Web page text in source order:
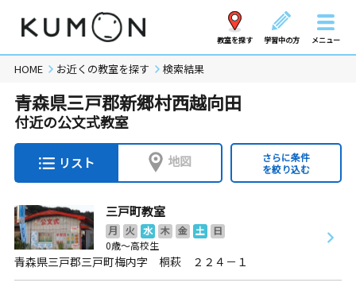
教室を探す 学習中の方 メニュー
HOME お近くの教室を探す 検索結果
青森県三戸郡新郷村西越向田
付近の公文式教室
リスト 地図
さらに条件
を絞り込む
三戸町教室
月 火 水 木 金 土
日
0歳～高校生
青森県三戸郡三戸町梅内字 桐萩 ２２４－１